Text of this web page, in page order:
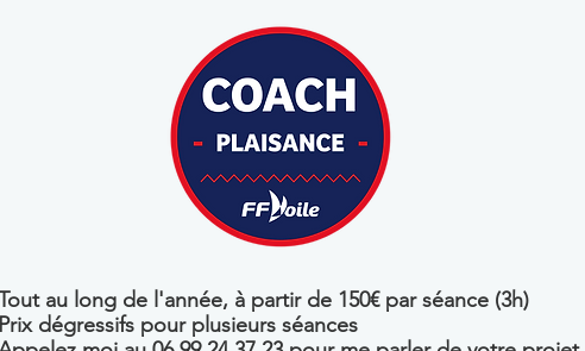
au long de l'année, à partir de 150€ par séance (3h)
Prix dégressifs pour plusieurs séances